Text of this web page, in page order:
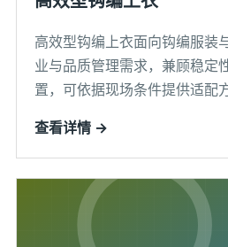
高效型钩编上衣面向钩编服装
业与品质管理需求，兼顾稳定
置，可依据现场条件提供适配
查看详情 →